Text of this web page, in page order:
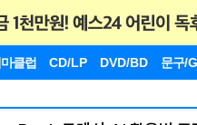
클럽 CD/LP DVD/BD 문구/